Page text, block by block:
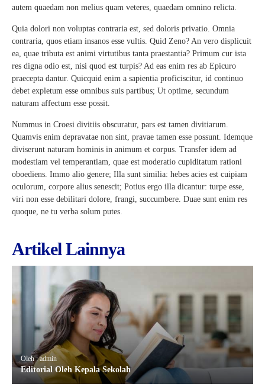
autem quaedam non melius quam veteres, quaedam omnino relicta.
Quia dolori non voluptas contraria est, sed doloris privatio. Omnia
contraria, quos etiam insanos esse vultis. Quid Zeno? An vero displicuit
ea, quae tributa est animi virtutibus tanta praestantia? Primum cur ista
res digna odio est, nisi quod est turpis? Ad eas enim res ab Epicuro
praecepta dantur. Quicquid enim a sapientia proficiscitur, id continuo
debet expletum esse omnibus suis partibus; Ut optime, secundum
naturam affectum esse possit.
Nummus in Croesi divitiis obscuratur, pars est tamen divitiarum.
Quamvis enim depravatae non sint, pravae tamen esse possunt. Idemque
diviserunt naturam hominis in animum et corpus. Transfer idem ad
modestiam vel temperantiam, quae est moderatio cupiditatum rationi
oboediens. Immo alio genere; Illa sunt similia: hebes acies est cuipiam
oculorum, corpore alius senescit; Potius ergo illa dicantur: turpe esse,
viri non esse debilitari dolore, frangi, succumbere. Duae sunt enim res
quoque, ne tu verba solum putes.
Artikel Lainnya
Oleh : admin
Editorial Oleh Kepala Sekolah